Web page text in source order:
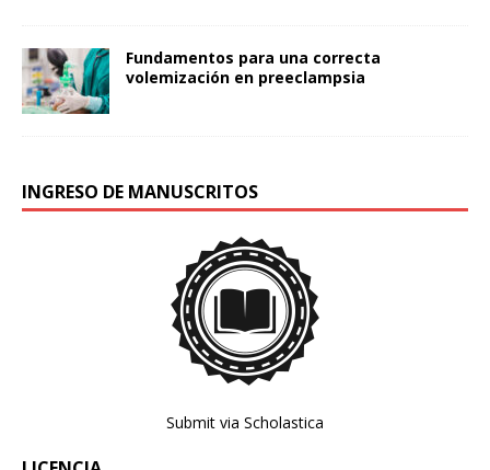
Fundamentos para una correcta
volemización en preeclampsia
INGRESO DE MANUSCRITOS
Submit via Scholastica